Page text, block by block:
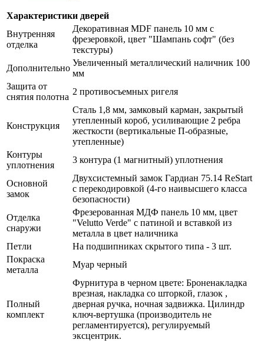
Характеристики дверей
Внутренняя
отделка
Декоративная MDF панель 10 мм с
фрезеровкой, цвет "Шампань софт" (без
текстуры)
Дополнительно
Увеличенный металлический наличник 100
мм
Защита от
снятия полотна
2 противосъемных ригеля
Конструкция
Сталь 1,8 мм, замковый карман, закрытый
утепленный короб, усиливающие 2 ребра
жесткости (вертикальные П-образные,
утепленные)
Контуры
уплотнения
3 контура (1 магнитный) уплотнения
Основной
замок
Двухсистемный замок Гардиан 75.14 ReStart
с перекодировкой (4-го наивысшего класса
безопасности)
Отделка
снаружи
Фрезерованная МДФ панель 10 мм, цвет
"Velutto Verde" с патиной и вставкой из
металла в цвет наличника
Петли
На подшипниках скрытого типа - 3 шт.
Покраска
металла
Муар черный
Полный
комплект
Фурнитура в черном цвете: Броненакладка
врезная, накладка со шторкой, глазок ,
дверная ручка, ночная задвижка. Цилиндр
ключ-вертушка (производитель не
регламентируется), регулируемый
эксцентрик.